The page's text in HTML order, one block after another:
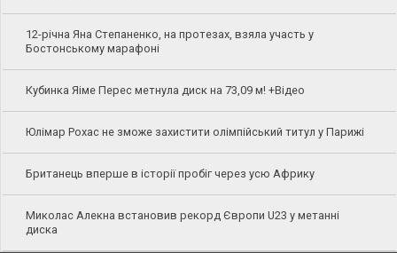
12-річна Яна Степаненко, на протезах, взяла участь у
Бостонському марафоні
Кубинка Яіме Перес метнула диск на 73,09 м! +Відео
Юлімар Рохас не зможе захистити олімпійський титул у Парижі
Британець вперше в історії пробіг через усю Африку
Миколас Алекна встановив рекорд Європи U23 у метанні
диска